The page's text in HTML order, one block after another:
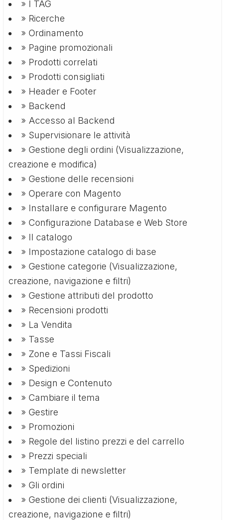
» I TAG
» Ricerche
» Ordinamento
» Pagine promozionali
» Prodotti correlati
» Prodotti consigliati
» Header e Footer
» Backend
» Accesso al Backend
» Supervisionare le attività
» Gestione degli ordini (Visualizzazione,
creazione e modifica)
» Gestione delle recensioni
» Operare con Magento
» Installare e configurare Magento
» Configurazione Database e Web Store
» Il catalogo
» Impostazione catalogo di base
» Gestione categorie (Visualizzazione,
creazione, navigazione e filtri)
» Gestione attributi del prodotto
» Recensioni prodotti
» La Vendita
» Tasse
» Zone e Tassi Fiscali
» Spedizioni
» Design e Contenuto
» Cambiare il tema
» Gestire
» Promozioni
» Regole del listino prezzi e del carrello
» Prezzi speciali
» Template di newsletter
» Gli ordini
» Gestione dei clienti (Visualizzazione,
creazione, navigazione e filtri)